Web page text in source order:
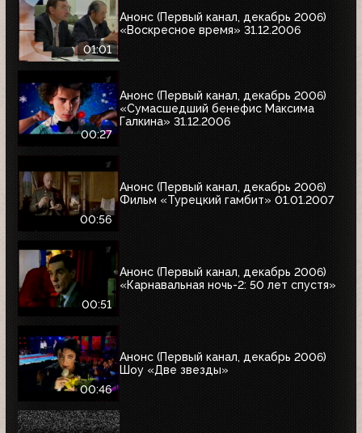
01:01
Анонс (Первый канал, декабрь 2006)
«Воскресное время» 31.12.2006
00:27
Анонс (Первый канал, декабрь 2006)
«Сумасшедший бенефис Максима
Галкина» 31.12.2006
00:56
Анонс (Первый канал, декабрь 2006)
Фильм «Турецкий гамбит» 01.01.2007
00:51
Анонс (Первый канал, декабрь 2006)
«Карнавальная ночь-2: 50 лет спустя»
00:46
Анонс (Первый канал, декабрь 2006)
Шоу «Две звезды»